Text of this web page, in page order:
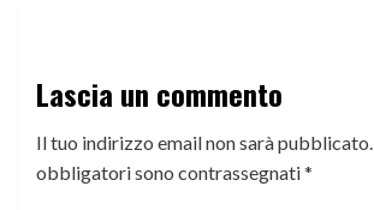
Lascia un commento
Il tuo indirizzo email non sarà pubblicato.
obbligatori sono contrassegnati*